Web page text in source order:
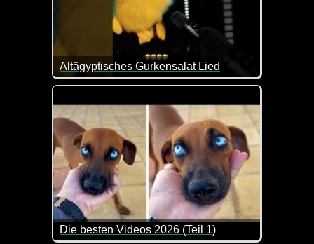
Altägyptisches Gurkensalat Lied
Das ist so blöd, dass es schon wieder lustig ist.
Die besten Videos 2026 (Teil 1)